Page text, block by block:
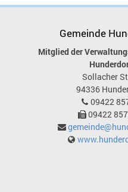
Gemeinde
Mitglied der
Sollacher
94336
09422
09422